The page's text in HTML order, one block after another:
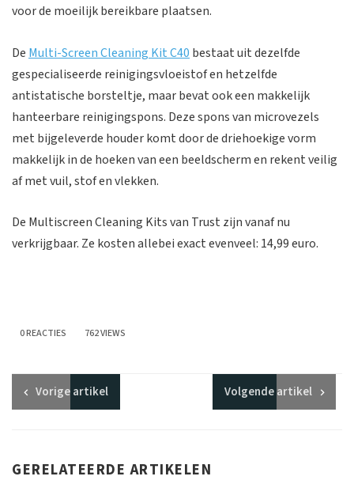
voor de moeilijk bereikbare plaatsen.
De Multi-Screen Cleaning Kit C40 bestaat uit dezelfde
gespecialiseerde reinigingsvloeistof en hetzelfde
antistatische borsteltje, maar bevat ook een makkelijk
hanteerbare reinigingspons. Deze spons van microvezels
met bijgeleverde houder komt door de driehoekige vorm
makkelijk in de hoeken van een beeldscherm en rekent veilig
af met vuil, stof en vlekken.
De Multiscreen Cleaning Kits van Trust zijn vanaf nu
verkrijgbaar. Ze kosten allebei exact evenveel: 14,99 euro.
0 REACTIES 762 VIEWS
Vorigeartikel Volgendeartikel
GERELATEERDE ARTIKELEN